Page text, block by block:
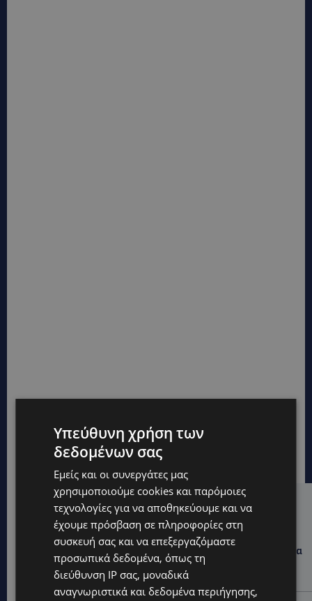
Hot this week
UPDATES
ΛΕΩΦΟΡΟΣ ΤΣΕΡΙΟΥ: Άνοιξε ο δρόμος, αλλά άρχισαν τα
παράπονα των πολιτών – «Έγινε σωστά ο
σχεδιασμός;»
Υπεύθυνη χρήση των
δεδομένων σας
Εμείς και οι συνεργάτες μας
χρησιμοποιούμε cookies και παρόμοιες
τεχνολογίες για να αποθηκεύουμε και να
έχουμε πρόσβαση σε πληροφορίες στη
συσκευή σας και να επεξεργαζόμαστε
προσωπικά δεδομένα, όπως τη
διεύθυνση IP σας, μοναδικά
αναγνωριστικά και δεδομένα περιήγησης,